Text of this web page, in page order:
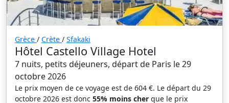
Grèce / Crète / Sfakaki
Hôtel Castello Village Hotel
7 nuits, petits déjeuners, départ de Paris le 29
octobre 2026
Le prix moyen de ce voyage est de 604 €. Le départ du 29
octobre 2026 est donc 55% moins cher que le prix